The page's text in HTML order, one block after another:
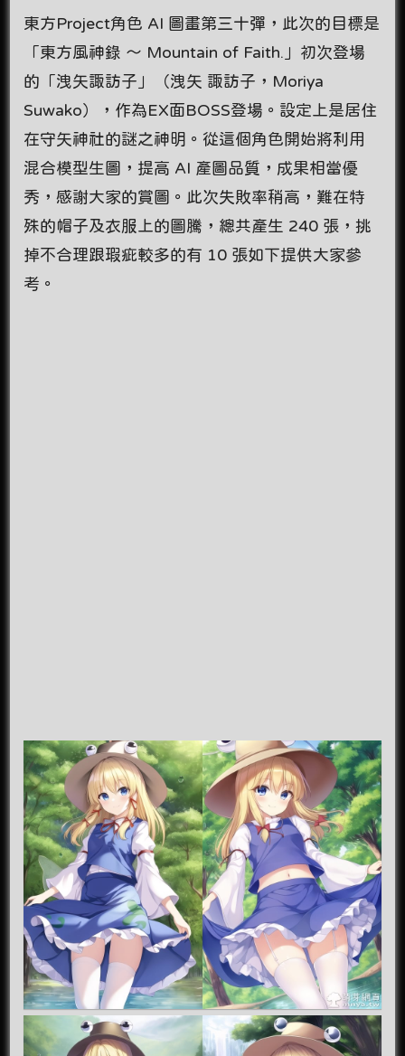
東方Project角色 AI 圖畫第三十彈，此次的目標是
「東方風神錄 ～ Mountain of Faith.」初次登場
的「洩矢諏訪子」（洩矢 諏訪子，Moriya
Suwako），作為EX面BOSS登場。設定上是居住
在守矢神社的謎之神明。從這個角色開始將利用
混合模型生圖，提高 AI 產圖品質，成果相當優
秀，感謝大家的賞圖。此次失敗率稍高，難在特
殊的帽子及衣服上的圖騰，總共產生 240 張，挑
掉不合理跟瑕疵較多的有 10 張如下提供大家參
考。